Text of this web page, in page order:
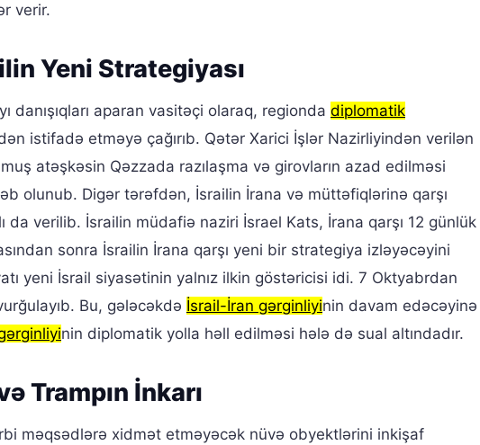
verir.
Yeni Strategiyası
danışıqları aparan vasitəçi olaraq, regionda diplomatik
istifadə etməyə çağırıb. Qətər Xarici İşlər Nazirliyindən verilən
atəşkəsin Qəzzada razılaşma və girovların azad edilməsi
olunub. Digər tərəfdən, İsrailin İrana və müttəfiqlərinə qarşı
verilib. İsrailin müdafiə naziri İsrael Kats, İrana qarşı 12 günlük
sonra İsrailin İrana qarşı yeni bir strategiya izləyəcəyini
yeni İsrail siyasətinin yalnız ilkin göstəricisi idi. 7 Oktyabrdan
Bu, gələcəkdə İsrail-İran gərginliyinin davam edəcəyinə
nin diplomatik yolla həll edilməsi hələ də sual altındadır.
Trampın İnkarı
məqsədlərə xidmət etməyəcək nüvə obyektlərini inkişaf